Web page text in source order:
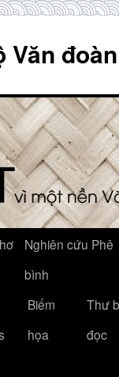
Văn
Nghiên cứu Phê
bình
Biếm
họa
Thư
đọc